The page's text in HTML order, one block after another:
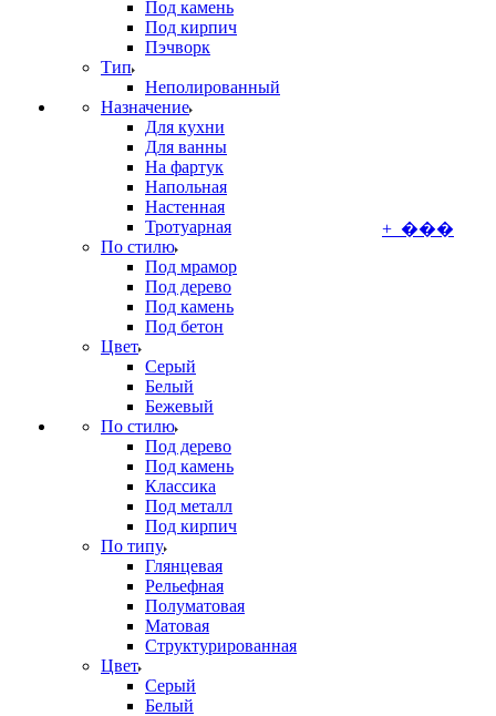
Под камень
Под кирпич
Пэчворк
Тип
Неполированный
Назначение
Для кухни
Для ванны
На фартук
Напольная
Настенная
Тротуарная
По стилю
Под мрамор
Под дерево
Под камень
Под бетон
Цвет
Серый
Белый
Бежевый
По стилю
Под дерево
Под камень
Классика
Под металл
Под кирпич
По типу
Глянцевая
Рельефная
Полуматовая
Матовая
Структурированная
Цвет
Серый
Белый
+ ���